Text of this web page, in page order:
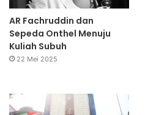
AR Fachruddin dan
Sepeda Onthel Menuju
Kuliah Subuh
22 Mei 2025